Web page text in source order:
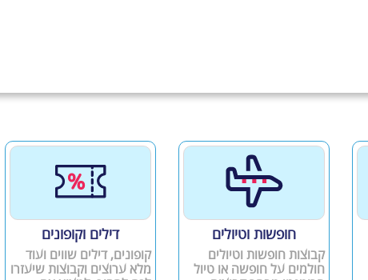
חופשות וטיולים
קבוצות חופשות וטיולים
חולמים על חופשה או טיול
דילים וקופונים
קופונים, דילים שווים ועוד
מלא ערוצים וקבוצות שיעזרו